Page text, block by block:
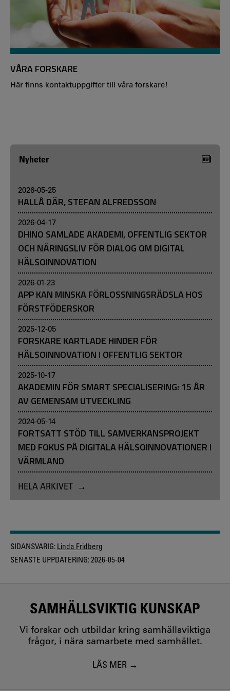
VÅRA FORSKARE
Här finns kontaktuppgifter till våra forskare!
Nyheter
2026-05-25
HALLÅ DÄR, STEFAN ALFREDSSON
2026-04-17
DHINO SAMLADE AKADEMI, OFFENTLIG SEKTOR
OCH NÄRINGSLIV FÖR DIALOG OM DIGITAL
HÄLSOINNOVATION
2026-01-23
APP KAN MINSKA FÖRLOSSNINGSRÄDSLA HOS
FÖRSTFÖDERSKOR
2025-12-05
FORSKARE KARTLADE HINDER FÖR
HÄLSOINNOVATION I OFFENTLIG SEKTOR
2025-10-17
AKADEMIN FÖR SMART SPECIALISERING: 15 ÅR
AV GEMENSAM UTVECKLING
2024-05-14
FORTSATT STÖD TILL SAMVERKANSPROJEKT
MED FOKUS PÅ DIGITALA HÄLSOINNOVATIONER I
VÄRMLAND
HELA ARKIVET
SIDANSVARIG: Linda Fridberg
SENASTE UPPDATERING:2026-05-04
SAMHÄLLSVIKTIG KUNSKAP
Vi forskar och utbildar kring samhällsviktiga
frågor, i nära samarbete med samhället.
LÄS MER